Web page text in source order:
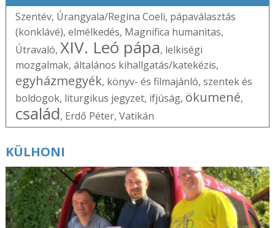
Szentév, Úrangyala/Regina Coeli, pápaválasztás
(konklávé), elmélkedés, Magnifica humanitas,
Útravaló, XIV. Leó pápa, lelkiségi
mozgalmak, általános kihallgatás/katekézis,
egyházmegyék, könyv- és filmajánló, szentek és
boldogok, liturgikus jegyzet, ifjúság, ökumené,
család, Erdő Péter, Vatikán
KÜLHONI